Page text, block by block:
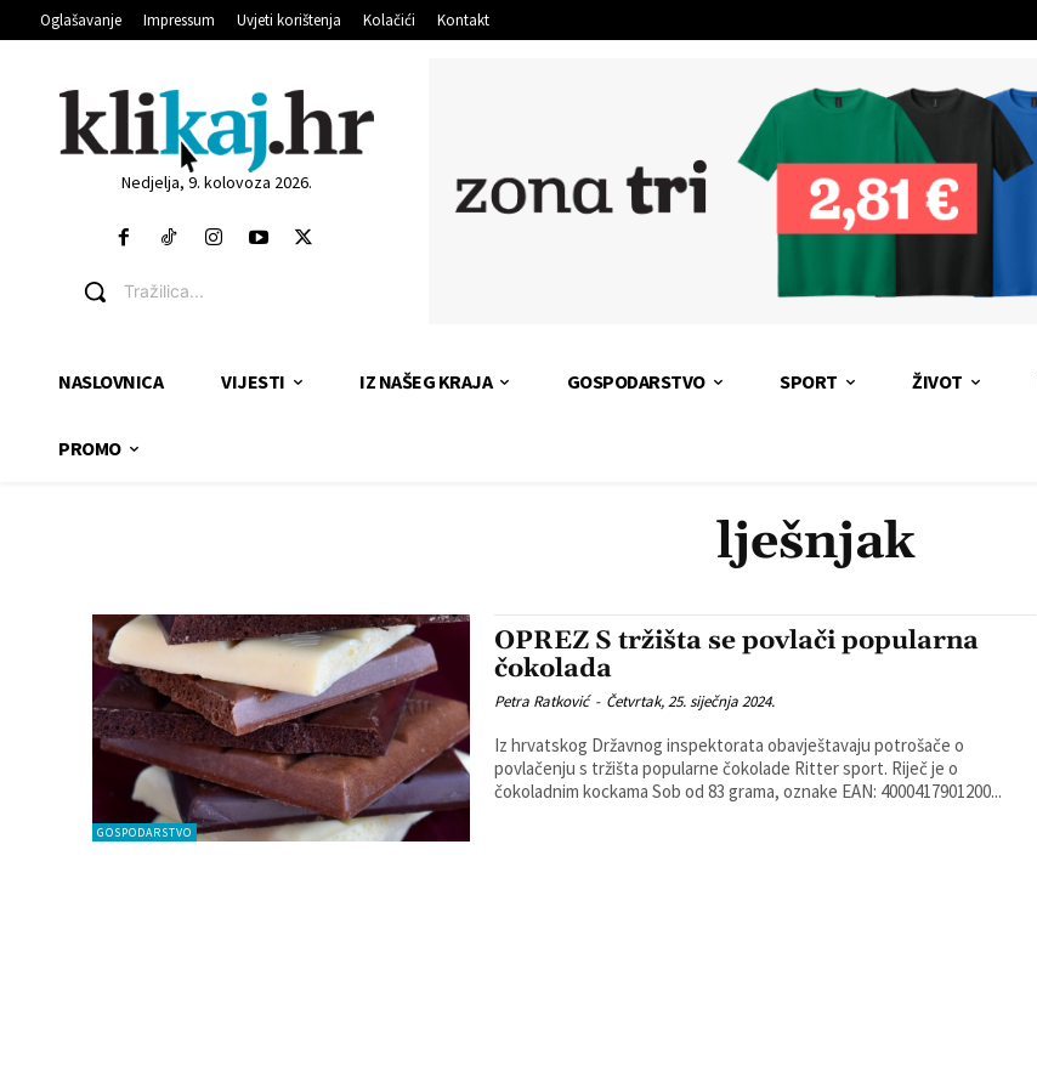
Oglašavanje Impressum Uvjeti korištenja Kolačići Kontakt
Nedjelja, 9. kolovoza 2026.
Tražilica...
NASLOVNICA VIJESTI IZ NAŠEG KRAJA GOSPODARSTVO SPORT ŽIVOT
PROMO
lješnjak
GOSPODARSTVO
OPREZ S tržišta se povlači popularna
čokolada
Petra Ratković - Četvrtak, 25. siječnja 2024.
Iz hrvatskog Državnog inspektorata obavještavaju potrošače o
povlačenju s tržišta popularne čokolade Ritter sport. Riječ je o
čokoladnim kockama Sob od 83 grama, oznake EAN: 4000417901200...